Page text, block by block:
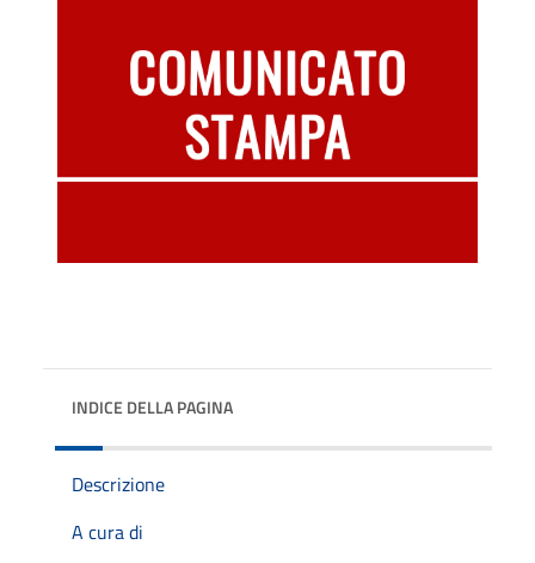
INDICE DELLA PAGINA
Descrizione
A cura di